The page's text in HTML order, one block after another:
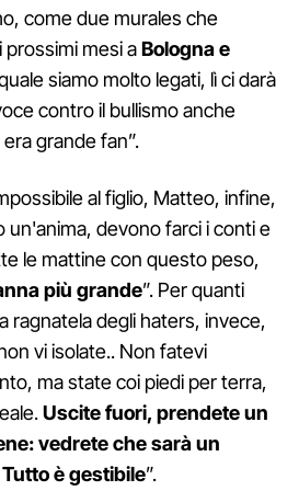
come due murales che
prossimi mesi aBologna e
siamo molto legati, lì ci darà
contro il bullismo anche
grande fan”.
al figlio, Matteo, infine,
un'anima, devono farci i conti e
le mattine con questo peso,
più grande”. Per quanti
ragnatela degli haters, invece,
vi isolate.. Non fatevi
ma state coi piedi per terra,
Uscite fuori, prendete un
vedrete che sarà un
è gestibile”.